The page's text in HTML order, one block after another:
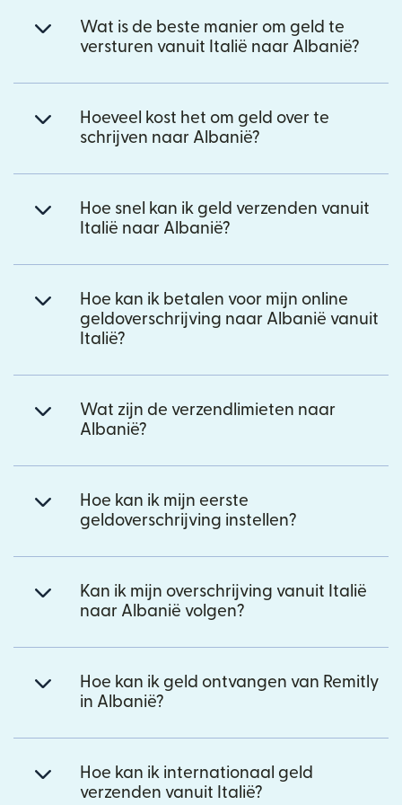
Wat is de beste manier om geld te
versturen vanuit Italië naar Albanië?
Hoeveel kost het om geld over te
schrijven naar Albanië?
Hoe snel kan ik geld verzenden vanuit
Italië naar Albanië?
Hoe kan ik betalen voor mijn online
geldoverschrijving naar Albanië vanuit
Italië?
Wat zijn de verzendlimieten naar
Albanië?
Hoe kan ik mijn eerste
geldoverschrijving instellen?
Kan ik mijn overschrijving vanuit Italië
naar Albanië volgen?
Hoe kan ik geld ontvangen van Remitly
in Albanië?
Hoe kan ik internationaal geld
verzenden vanuit Italië?